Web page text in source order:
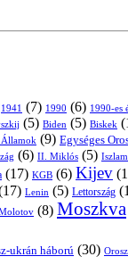
1941 (7) 1990 (6) 1990-es
(5) Biden (5) Biskek
(9) Egységes
(6) II. Miklós (5)
(17) KGB (6) Kijev
Lenin (5) Lettország
(8) Moszkva
ukrán háború (30)